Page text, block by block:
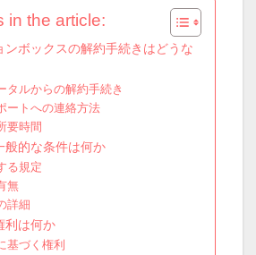
in the article:
ンボックスの解約手続きはどうな
タルからの解約手続き
ートへの連絡方法
要時間
般的な条件は何か
る規定
無
詳細
利は何か
基づく権利